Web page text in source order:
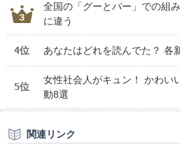
全国の「グーとパー」での組
に違う
4位 あなたはどれを読んでた？ 各
5位
女性社会人がキュン！ かわい
動8選
関連リンク